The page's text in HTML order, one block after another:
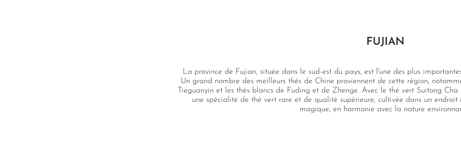
FUJIAN
La province de Fujian, située dans le sud-est du pays, est l'une des plus
Un grand nombre des meilleurs thés de Chine proviennent de cette région,
Tieguanyin et les thés blancs de Fuding et de Zhenge. Avec le thé vert Suitong Cha
une spécialité de thé vert rare et de qualité supérieure, cultivée dans un endroit
magique, en harmonie avec la nature